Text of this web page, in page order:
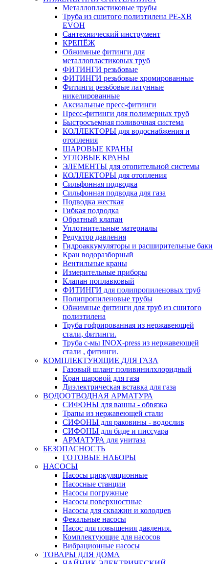
Металлопластиковые трубы
Труба из сшитого полиэтилена PE-XB
EVOH
Сантехнический инструмент
КРЕПЁЖ
Обжимные фитинги для
металлопластиковых труб
ФИТИНГИ резьбовые
ФИТИНГИ резьбовые хромированные
Фитинги резьбовые латунные
никелированные
Аксиальные пресс-фитинги
Пресс-фитинги для полимерных труб
Быстросъемная поливочная система
КОЛЛЕКТОРЫ для водоснабжения и
отопления
ШАРОВЫЕ КРАНЫ
УГЛОВЫЕ КРАНЫ
ЭЛЕМЕНТЫ для отопительной системы
КОЛЛЕКТОРЫ для отопления
Сильфонная подводка
Cильфонная подводка для газа
Подводка жесткая
Гибкая подводка
Обратный клапан
Уплотнительные материалы
Редуктор давления
Гидроаккумуляторы и расширительные баки
Кран водоразборный
Вентильные краны
Измерительные приборы
Клапан поплавковый
ФИТИНГИ для полипропиленовых труб
Полипропиленовые трубы
Обжимные фитинги для труб из сшитого
полиэтилена
Труба гофрированная из нержавеющей
стали, фитинги.
Труба с-мы INOX-press из нержавеющей
стали , фитинги.
КОМПЛЕКТУЮЩИЕ ДЛЯ ГАЗА
Газовый шланг поливинилхлоридный
Кран шаровой для газа
Диэлектрическая вставка для газа
ВОДООТВОДНАЯ АРМАТУРА
СИФОНЫ для ванны - обвязка
Трапы из нержавеющей стали
СИФОНЫ для раковины - водослив
СИФОНЫ для биде и писсуара
АРМАТУРА для унитаза
БЕЗОПАСНОСТЬ
ГОТОВЫЕ НАБОРЫ
НАСОСЫ
Насосы циркуляционные
Насосные станции
Насосы погружные
Насосы поверхностные
Насосы для скважин и колодцев
Фекальные насосы
Насос для повышения давления.
Комплектующие для насосов
Вибрационные насосы
ТОВАРЫ ДЛЯ ДОМА